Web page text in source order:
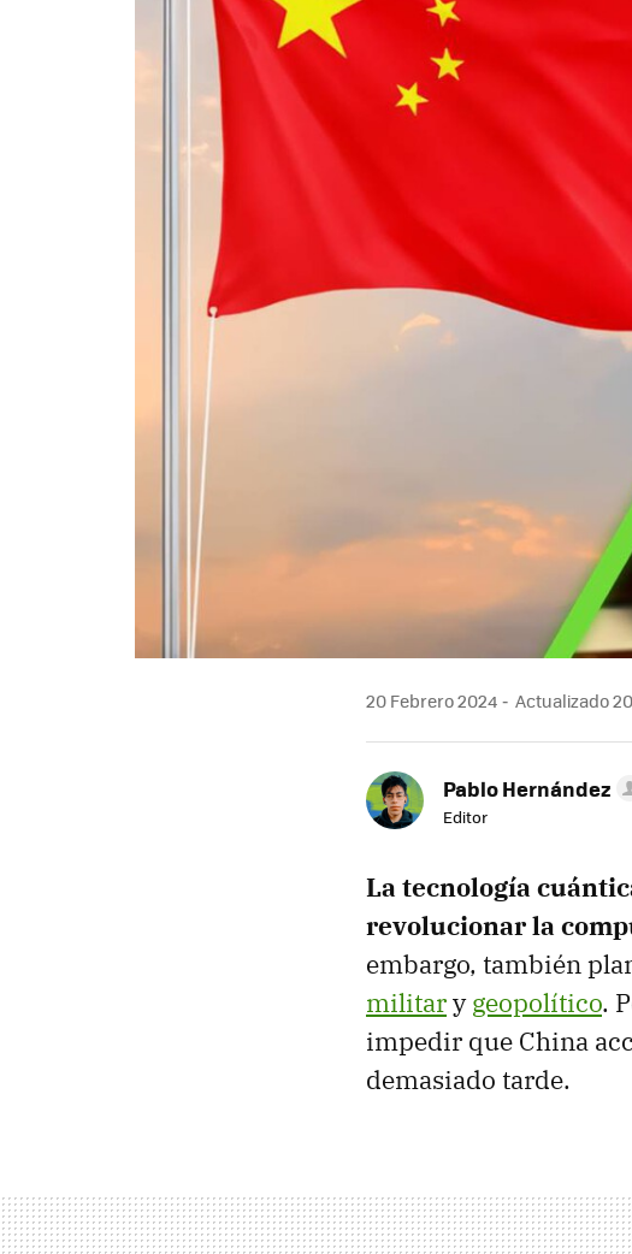
20 Febrero 2024 Actualizado
Pablo Hernández
Editor
La tecnología
revolucionar la
embargo, también
militarygeopolítico.
impedir que China
demasiado tarde.